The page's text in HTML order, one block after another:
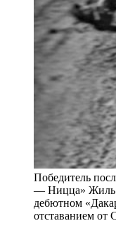
Победитель
— Ницца» Жиль
дебютном
отставанием от